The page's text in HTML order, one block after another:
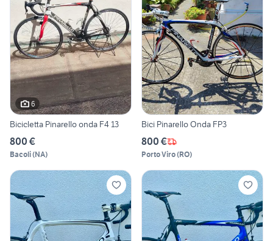
6
Bicicletta Pinarello onda F4 13
800 €
Bacoli(NA)
Bici Pinarello Onda FP3
800 €
Porto Viro(RO)